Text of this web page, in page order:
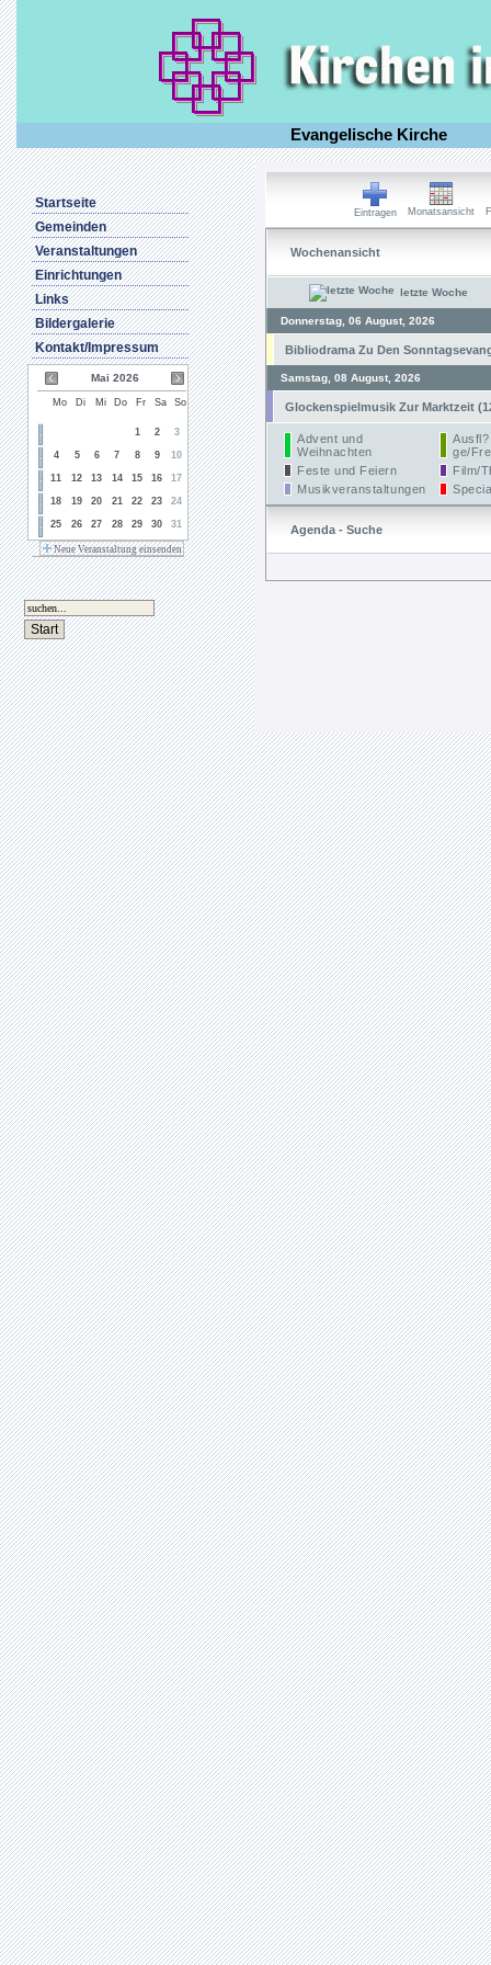
Evangelische Kirche
Startseite
Gemeinden
Veranstaltungen
Einrichtungen
Links
Bildergalerie
Kontakt/Impressum
Mai 2026
Mo Di Mi Do Fr Sa So
1 2 3
4 5 6 7 8 9 10
11 12 13 14 15 16 17
18 19 20 21 22 23 24
25 26 27 28 29 30 31
Neue Veranstaltung einsenden
Eintragen Monatsansicht
Wochenansicht
letzte Woche
Donnerstag, 06 August, 2026
Bibliodrama Zu Den
Samstag, 08 August, 2026
Glockenspielmusik Zur Marktzeit
Advent und
Weihnachten
Ausfl?
ge/
Feste und Feiern
Film/
Musikveranstaltungen
Agenda - Suche